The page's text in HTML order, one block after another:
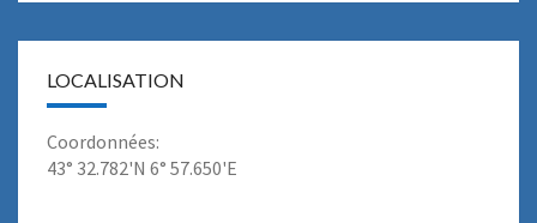
LOCALISATION
Coordonnées:
43° 32.782'N 6° 57.650'E